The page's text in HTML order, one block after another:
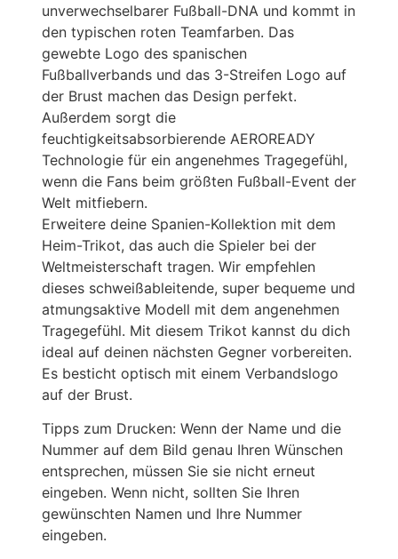
unverwechselbarer Fußball-DNA und kommt in
den typischen roten Teamfarben. Das
gewebte Logo des spanischen
Fußballverbands und das 3-Streifen Logo auf
der Brust machen das Design perfekt.
Außerdem sorgt die
feuchtigkeitsabsorbierende AEROREADY
Technologie für ein angenehmes Tragegefühl,
wenn die Fans beim größten Fußball-Event der
Welt mitfiebern.
Erweitere deine Spanien-Kollektion mit dem
Heim-Trikot, das auch die Spieler bei der
Weltmeisterschaft tragen. Wir empfehlen
dieses schweißableitende, super bequeme und
atmungsaktive Modell mit dem angenehmen
Tragegefühl. Mit diesem Trikot kannst du dich
ideal auf deinen nächsten Gegner vorbereiten.
Es besticht optisch mit einem Verbandslogo
auf der Brust.
Tipps zum Drucken: Wenn der Name und die
Nummer auf dem Bild genau Ihren Wünschen
entsprechen, müssen Sie sie nicht erneut
eingeben. Wenn nicht, sollten Sie Ihren
gewünschten Namen und Ihre Nummer
eingeben.